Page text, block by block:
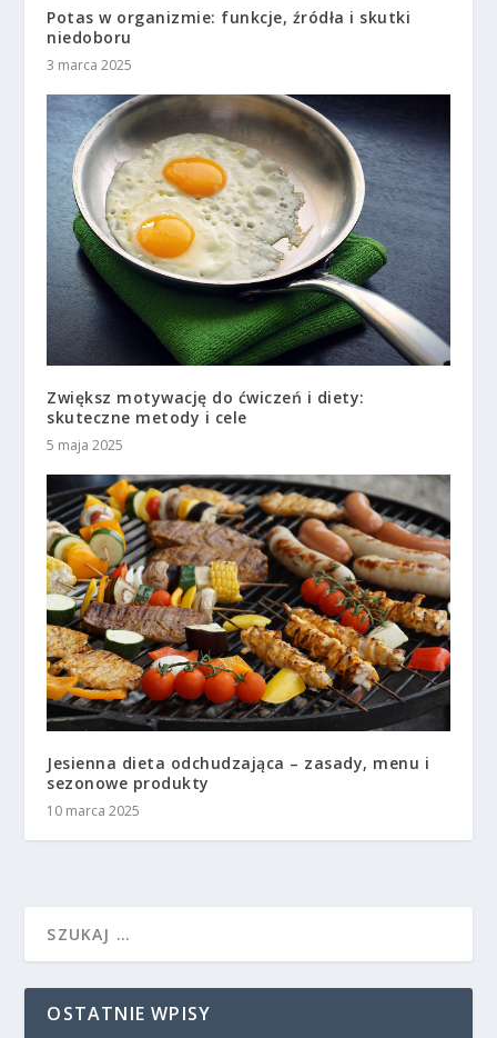
Potas w organizmie: funkcje, źródła i skutki
niedoboru
3 marca 2025
Zwiększ motywację do ćwiczeń i diety:
skuteczne metody i cele
5 maja 2025
Jesienna dieta odchudzająca – zasady, menu i
sezonowe produkty
10 marca 2025
OSTATNIE WPISY